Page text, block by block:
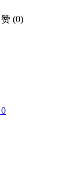
赞 (0)
0